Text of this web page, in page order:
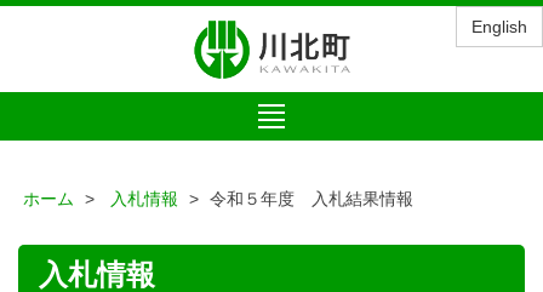
English
Toggle
navigation
ホーム 入札情報 令和５年度 入札結果情報
入札情報